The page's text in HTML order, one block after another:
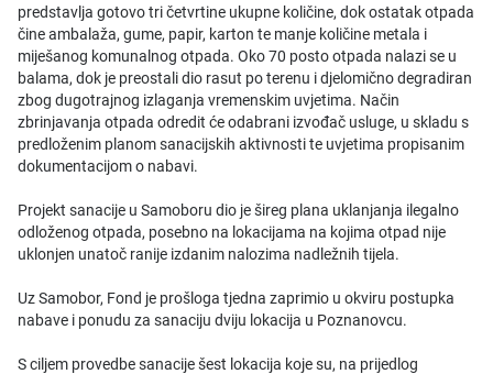
predstavlja gotovo tri četvrtine ukupne količine, dok ostatak otpada
čine ambalaža, gume, papir, karton te manje količine metala i
miješanog komunalnog otpada. Oko 70 posto otpada nalazi se u
balama, dok je preostali dio rasut po terenu i djelomično degradiran
zbog dugotrajnog izlaganja vremenskim uvjetima. Način
zbrinjavanja otpada odredit će odabrani izvođač usluge, u skladu s
predloženim planom sanacijskih aktivnosti te uvjetima propisanim
dokumentacijom o nabavi.
Projekt sanacije u Samoboru dio je šireg plana uklanjanja ilegalno
odloženog otpada, posebno na lokacijama na kojima otpad nije
uklonjen unatoč ranije izdanim nalozima nadležnih tijela.
Uz Samobor, Fond je prošloga tjedna zaprimio u okviru postupka
nabave i ponudu za sanaciju dviju lokacija u Poznanovcu.
S ciljem provedbe sanacije šest lokacija koje su, na prijedlog